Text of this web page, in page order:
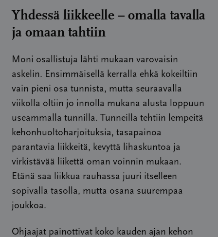
Yhdessä liikkeelle – omalla tavalla
ja omaan tahtiin
Moni osallistuja lähti mukaan varovaisin
askelin. Ensimmäisellä kerralla ehkä kokeiltiin
vain pieni osa tunnista, mutta seuraavalla
viikolla oltiin jo innolla mukana alusta loppuun
useammalla tunnilla. Tunneilla tehtiin lempeitä
kehonhuoltoharjoituksia, tasapainoa
parantavia liikkeitä, kevyttä lihaskuntoa ja
virkistävää liikettä oman voinnin mukaan.
Etänä saa liikkua rauhassa juuri itselleen
sopivalla tasolla, mutta osana suurempaa
joukkoa.
Ohjaajat painottivat koko kauden ajan kehon